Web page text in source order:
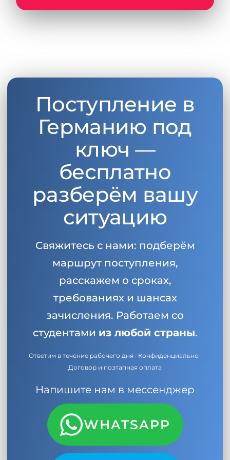
Беларусь
Поступление в
Германию под
ключ —
бесплатно
разберём вашу
ситуацию
Свяжитесь с нами: подберём
маршрут поступления,
расскажем о сроках,
требованиях и шансах
зачисления. Работаем со
студентами из любой страны.
Ответим в течение рабочего дня · Конфиденциально ·
Договор и поэтапная оплата
Напишите нам в мессенджер
WHATSAPP